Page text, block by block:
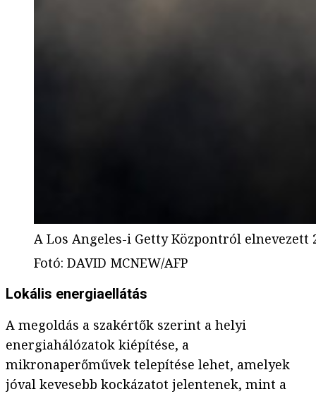
A Los Angeles-i Getty Központról elnevezett
Fotó: DAVID MCNEW/AFP
Lokális energiaellátás
A megoldás a szakértők szerint a helyi
energiahálózatok kiépítése, a
mikronaperőművek telepítése lehet, amelyek
jóval kevesebb kockázatot jelentenek, mint a